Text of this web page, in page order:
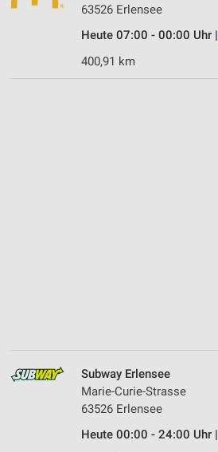
63526 Erlensee
Heute 07:00 - 00:00 Uhr |
400,91 km
Subway Erlensee
Marie-Curie-Strasse
63526 Erlensee
Heute 00:00 - 24:00 Uhr |